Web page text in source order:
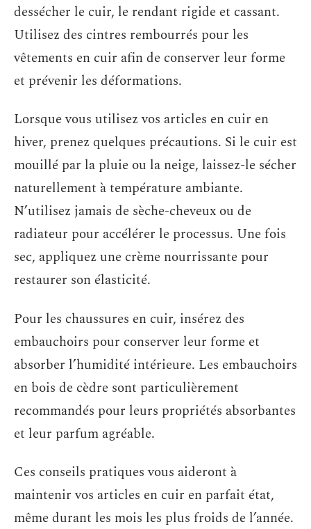
dessécher le cuir, le rendant rigide et cassant.
Utilisez des cintres rembourrés pour les
vêtements en cuir afin de conserver leur forme
et prévenir les déformations.
Lorsque vous utilisez vos articles en cuir en
hiver, prenez quelques précautions. Si le cuir est
mouillé par la pluie ou la neige, laissez-le sécher
naturellement à température ambiante.
N’utilisez jamais de sèche-cheveux ou de
radiateur pour accélérer le processus. Une fois
sec, appliquez une crème nourrissante pour
restaurer son élasticité.
Pour les chaussures en cuir, insérez des
embauchoirs pour conserver leur forme et
absorber l’humidité intérieure. Les embauchoirs
en bois de cèdre sont particulièrement
recommandés pour leurs propriétés absorbantes
et leur parfum agréable.
Ces conseils pratiques vous aideront à
maintenir vos articles en cuir en parfait état,
même durant les mois les plus froids de l’année.